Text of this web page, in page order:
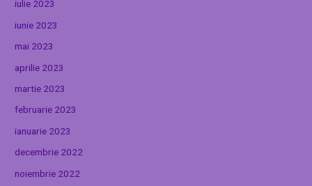
iulie 2023
iunie 2023
mai 2023
aprilie 2023
martie 2023
februarie 2023
ianuarie 2023
decembrie 2022
noiembrie 2022